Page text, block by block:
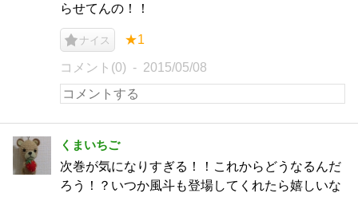
らせてんの！！
ナイス ★1
コメント(0) 2015/05/08
くまいちご
次巻が気になりすぎる！！これからどうなるんだ
ろう！？いつか風斗も登場してくれたら嬉しいな